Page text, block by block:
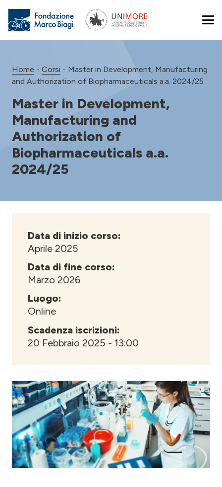
Home - Corsi - Master in Development, Manufacturing
and Authorization of Biopharmaceuticals a.a. 2024/25
Master in Development,
Manufacturing and
Authorization of
Biopharmaceuticals a.a.
2024/25
Data di inizio corso:
Aprile 2025
Data di fine corso:
Marzo 2026
Luogo:
Online
Scadenza iscrizioni:
20 Febbraio 2025 - 13:00